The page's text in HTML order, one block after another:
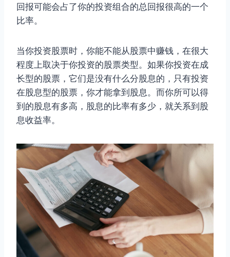
回报可能会占了你的投资组合的总回报很高的一个
比率。
当你投资股票时，你能不能从股票中赚钱，在很大
程度上取决于你投资的股票类型。如果你投资在成
长型的股票，它们是没有什么分股息的，只有投资
在股息型的股票，你才能拿到股息。而你所可以得
到的股息有多高，股息的比率有多少，就关系到股
息收益率。